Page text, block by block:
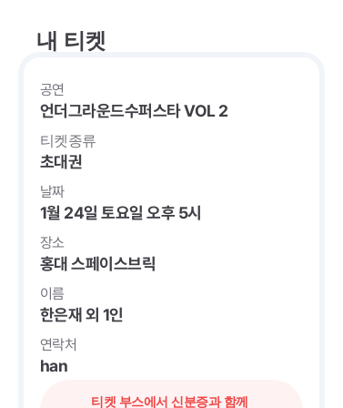
내 티켓
공연
언더그라운드수퍼스타 VOL 2
티켓종류
초대권
날짜
1월 24일 토요일 오후 5시
장소
홍대 스페이스브릭
이름
한은재 외 1인
연락처
han
티켓 부스에서 신분증과 함께